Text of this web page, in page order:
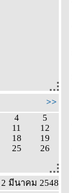
>>
4
5
11
12
18
19
25
26
2 มีนาคม 2548